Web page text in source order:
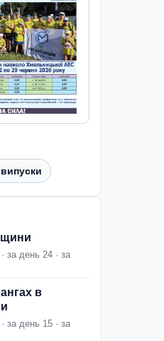
випуски
за день 24 · за
в
за день 15 · за